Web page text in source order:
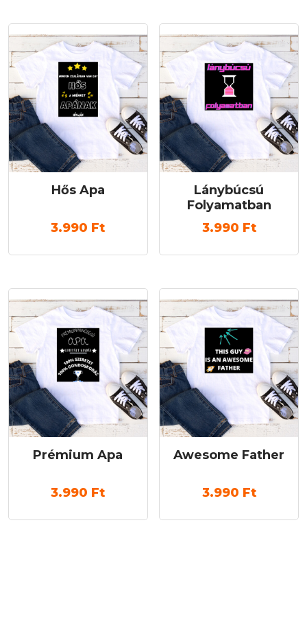
Hős Apa
3.990 Ft
Lánybúcsú
Folyamatban
3.990 Ft
Prémium Apa
3.990 Ft
Awesome Father
3.990 Ft